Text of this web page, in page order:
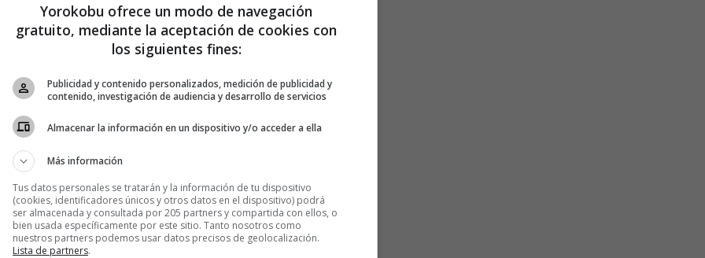
la obra deDinara Kaskoantes de que comprendas lo
para jugar con las texturas. Algunos de sus postres
alto brillo que parece más propio de una escultura o un
a los clientes, según la pastelera, «porque les
de ti un objeto extraño y encontrarte dentro una
Yorokobu ofrece un modo de navegación
gratuito, mediante la aceptación de cookies con
los siguientes fines:
Publicidad y contenido personalizados, medición de publicidad y
contenido, investigación de audiencia y desarrollo de servicios
Almacenar la información en un dispositivo y/o acceder a ella
Más información
Tus datos personales se tratarán y la información de tu dispositivo
(cookies, identificadores únicos y otros datos en el dispositivo) podrá
ser almacenada y consultada por 205 partners y compartida con ellos, o
bien usada específicamente por este sitio. Tanto nosotros como
nuestros partners podemos usar datos precisos de geolocalización.
Lista de partners.